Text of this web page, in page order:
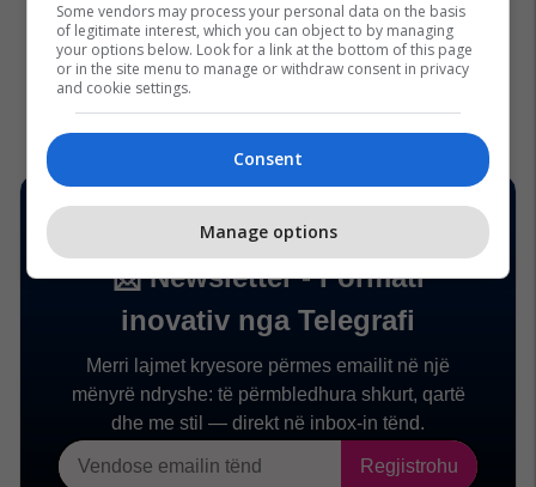
Some vendors may process your personal data on the basis
of legitimate interest, which you can object to by managing
your options below. Look for a link at the bottom of this page
or in the site menu to manage or withdraw consent in privacy
and cookie settings.
Consent
Manage options